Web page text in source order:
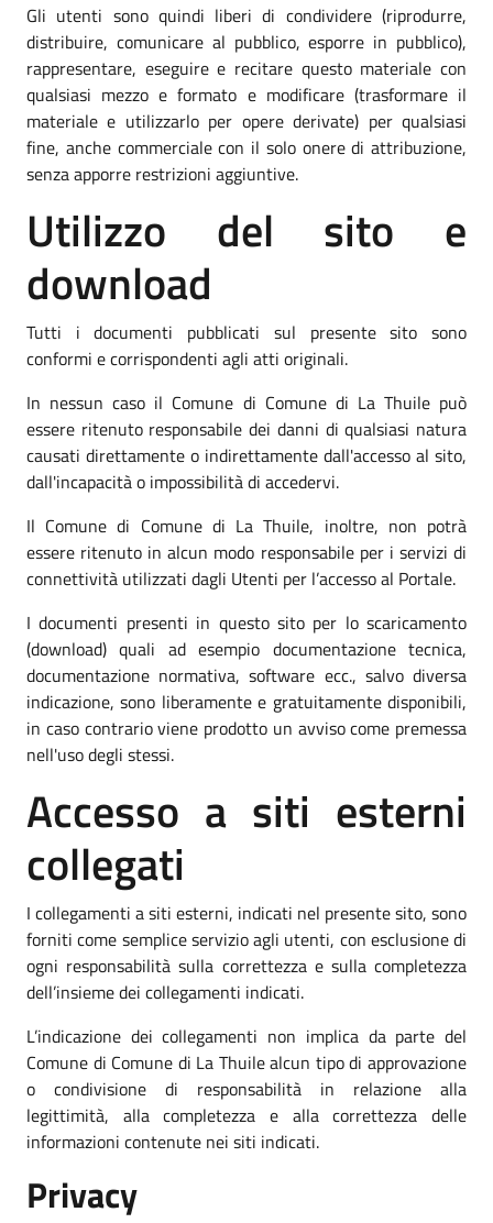
Gli utenti sono quindi liberi di condividere (riprodurre,
distribuire, comunicare al pubblico, esporre in pubblico),
rappresentare, eseguire e recitare questo materiale con
qualsiasi mezzo e formato e modificare (trasformare il
materiale e utilizzarlo per opere derivate) per qualsiasi
fine, anche commerciale con il solo onere di attribuzione,
senza apporre restrizioni aggiuntive.
Utilizzo del sito e
download
Tutti i documenti pubblicati sul presente sito sono
conformi e corrispondenti agli atti originali.
In nessun caso il Comune di Comune di La Thuile può
essere ritenuto responsabile dei danni di qualsiasi natura
causati direttamente o indirettamente dall'accesso al sito,
dall'incapacità o impossibilità di accedervi.
Il Comune di Comune di La Thuile, inoltre, non potrà
essere ritenuto in alcun modo responsabile per i servizi di
connettività utilizzati dagli Utenti per l’accesso al Portale.
I documenti presenti in questo sito per lo scaricamento
(download) quali ad esempio documentazione tecnica,
documentazione normativa, software ecc., salvo diversa
indicazione, sono liberamente e gratuitamente disponibili,
in caso contrario viene prodotto un avviso come premessa
nell'uso degli stessi.
Accesso a siti esterni
collegati
I collegamenti a siti esterni, indicati nel presente sito, sono
forniti come semplice servizio agli utenti, con esclusione di
ogni responsabilità sulla correttezza e sulla completezza
dell’insieme dei collegamenti indicati.
L’indicazione dei collegamenti non implica da parte del
Comune di Comune di La Thuile alcun tipo di approvazione
o condivisione di responsabilità in relazione alla
legittimità, alla completezza e alla correttezza delle
informazioni contenute nei siti indicati.
Privacy